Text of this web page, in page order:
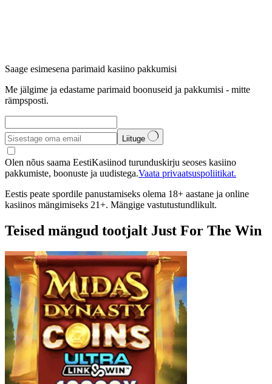
Saage esimesena parimaid kasiino pakkumisi
Me jälgime ja edastame parimaid boonuseid ja pakkumisi - mitte
rämpsposti.
Liituge
Olen nõus saama EestiKasiinod turunduskirju seoses kasiino
pakkumiste, boonuste ja uudistega.Vaata privaatsuspoliitikat.
Eestis peate spordile panustamiseks olema 18+ aastane ja online
kasiinos mängimiseks 21+. Mängige vastutustundlikult.
Teised mängud tootjalt Just For The Win